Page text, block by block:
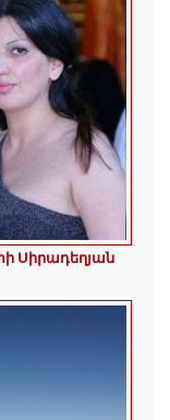
Սիրադեղյան